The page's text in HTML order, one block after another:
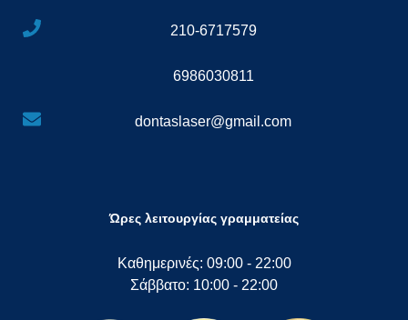
210-6717579
6986030811
dontaslaser@gmail.com
Ώρες λειτουργίας γραμματείας
Καθημερινές: 09:00 - 22:00
Σάββατο: 10:00 - 22:00